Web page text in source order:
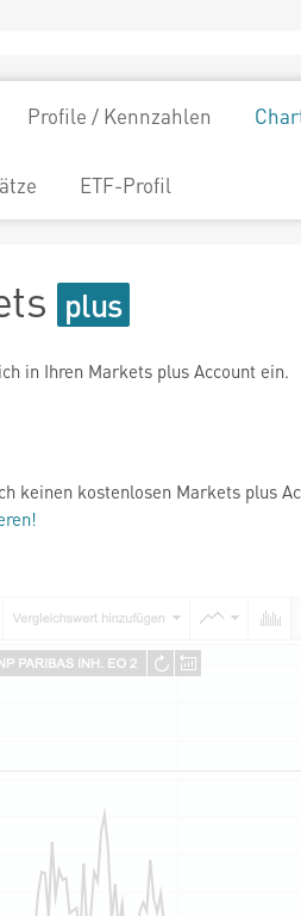
Profile / Kennzahlen
ETF-Profil
in Ihren Markets plus Account ein.
keinen kostenlosen Markets plus